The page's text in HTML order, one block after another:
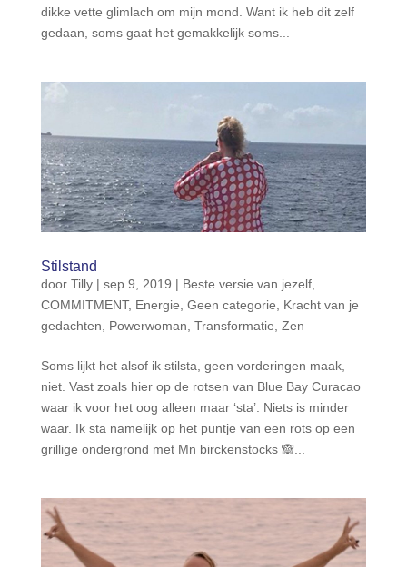
dikke vette glimlach om mijn mond. Want ik heb dit zelf
gedaan, soms gaat het gemakkelijk soms...
Stilstand
door Tilly| sep 9, 2019 | Beste versie van jezelf,
COMMITMENT, Energie Geen categorie
Kracht van je
gedachten
Powerwoman Transformatie Zen
Soms lijkt het alsof ik stilsta, geen vorderingen maak,
niet. Vast zoals hier op de rotsen van Blue Bay Curacao
waar ik voor het oog alleen maar ‘sta’. Niets is minder
waar. Ik sta namelijk op het puntje van een rots op een
grillige ondergrond met Mn birckenstocks 🙈...